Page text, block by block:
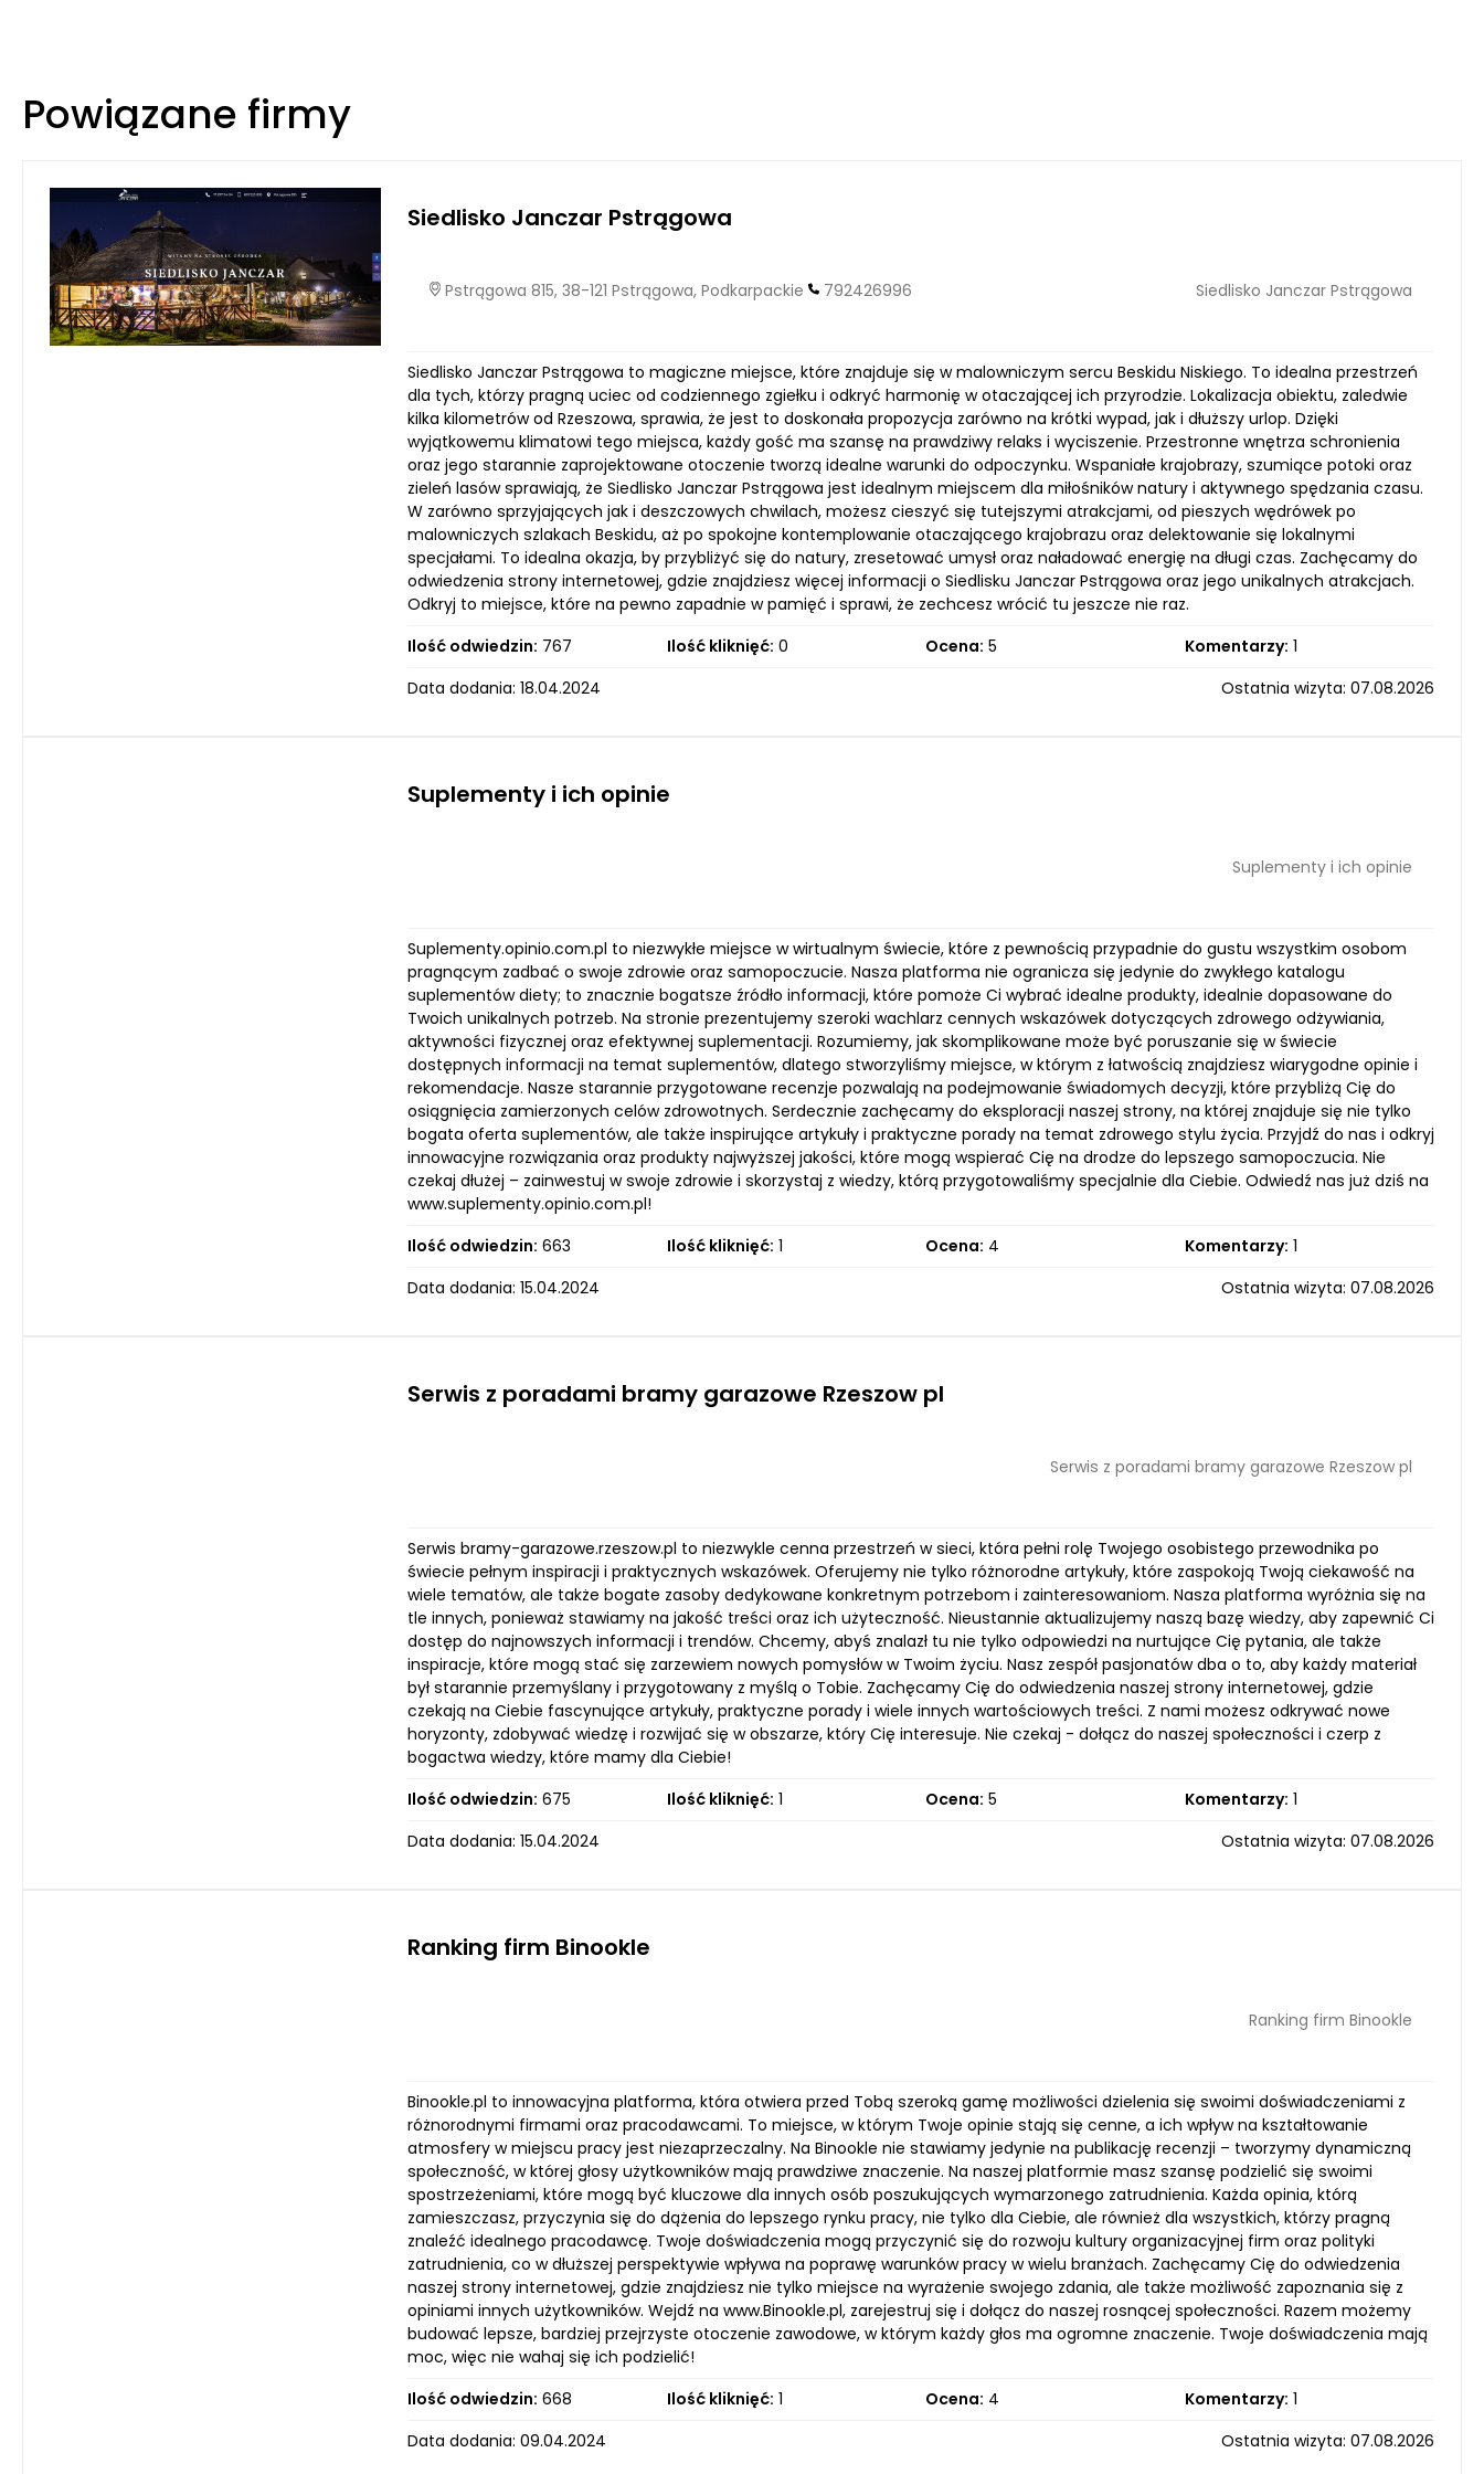
Powiązane firmy
Siedlisko Janczar Pstrągowa
Pstrągowa 815, 38-121 Pstrągowa, Podkarpackie 792426996 Siedlisko Janczar Pstrągowa
Siedlisko Janczar Pstrągowa to magiczne miejsce, które znajduje się w malowniczym sercu Beskidu Niskiego. To idealna przestrzeń
dla tych, którzy pragną uciec od codziennego zgiełku i odkryć harmonię w otaczającej ich przyrodzie. Lokalizacja obiektu, zaledwie
kilka kilometrów od Rzeszowa, sprawia, że jest to doskonała propozycja zarówno na krótki wypad, jak i dłuższy urlop. Dzięki
wyjątkowemu klimatowi tego miejsca, każdy gość ma szansę na prawdziwy relaks i wyciszenie. Przestronne wnętrza schronienia
oraz jego starannie zaprojektowane otoczenie tworzą idealne warunki do odpoczynku. Wspaniałe krajobrazy, szumiące potoki oraz
zieleń lasów sprawiają, że Siedlisko Janczar Pstrągowa jest idealnym miejscem dla miłośników natury i aktywnego spędzania czasu.
W zarówno sprzyjających jak i deszczowych chwilach, możesz cieszyć się tutejszymi atrakcjami, od pieszych wędrówek po
malowniczych szlakach Beskidu, aż po spokojne kontemplowanie otaczającego krajobrazu oraz delektowanie się lokalnymi
specjałami. To idealna okazja, by przybliżyć się do natury, zresetować umysł oraz naładować energię na długi czas. Zachęcamy do
odwiedzenia strony internetowej, gdzie znajdziesz więcej informacji o Siedlisku Janczar Pstrągowa oraz jego unikalnych atrakcjach.
Odkryj to miejsce, które na pewno zapadnie w pamięć i sprawi, że zechcesz wrócić tu jeszcze nie raz.
Ilość odwiedzin: 767 Ilość kliknięć: 0 Ocena: 5 Komentarzy: 1
Data dodania: 18.04.2024
Ostatnia wizyta: 07.08.2026
Suplementy i ich opinie
Suplementy i ich opinie
Suplementy.opinio.com.pl to niezwykłe miejsce w wirtualnym świecie, które z pewnością przypadnie do gustu wszystkim osobom
pragnącym zadbać o swoje zdrowie oraz samopoczucie. Nasza platforma nie ogranicza się jedynie do zwykłego katalogu
suplementów diety; to znacznie bogatsze źródło informacji, które pomoże Ci wybrać idealne produkty, idealnie dopasowane do
Twoich unikalnych potrzeb. Na stronie prezentujemy szeroki wachlarz cennych wskazówek dotyczących zdrowego odżywiania,
aktywności fizycznej oraz efektywnej suplementacji. Rozumiemy, jak skomplikowane może być poruszanie się w świecie
dostępnych informacji na temat suplementów, dlatego stworzyliśmy miejsce, w którym z łatwością znajdziesz wiarygodne opinie i
rekomendacje. Nasze starannie przygotowane recenzje pozwalają na podejmowanie świadomych decyzji, które przybliżą Cię do
osiągnięcia zamierzonych celów zdrowotnych. Serdecznie zachęcamy do eksploracji naszej strony, na której znajduje się nie tylko
bogata oferta suplementów, ale także inspirujące artykuły i praktyczne porady na temat zdrowego stylu życia. Przyjdź do nas i odkryj
innowacyjne rozwiązania oraz produkty najwyższej jakości, które mogą wspierać Cię na drodze do lepszego samopoczucia. Nie
czekaj dłużej – zainwestuj w swoje zdrowie i skorzystaj z wiedzy, którą przygotowaliśmy specjalnie dla Ciebie. Odwiedź nas już dziś na
www.suplementy.opinio.com.pl!
Ilość odwiedzin: 663 Ilość kliknięć: 1 Ocena: 4 Komentarzy: 1
Data dodania: 15.04.2024
Ostatnia wizyta: 07.08.2026
Serwis z poradami bramy garazowe Rzeszow pl
Serwis z poradami bramy garazowe Rzeszow pl
Serwis bramy-garazowe.rzeszow.pl to niezwykle cenna przestrzeń w sieci, która pełni rolę Twojego osobistego przewodnika po
świecie pełnym inspiracji i praktycznych wskazówek. Oferujemy nie tylko różnorodne artykuły, które zaspokoją Twoją ciekawość na
wiele tematów, ale także bogate zasoby dedykowane konkretnym potrzebom i zainteresowaniom. Nasza platforma wyróżnia się na
tle innych, ponieważ stawiamy na jakość treści oraz ich użyteczność. Nieustannie aktualizujemy naszą bazę wiedzy, aby zapewnić Ci
dostęp do najnowszych informacji i trendów. Chcemy, abyś znalazł tu nie tylko odpowiedzi na nurtujące Cię pytania, ale także
inspiracje, które mogą stać się zarzewiem nowych pomysłów w Twoim życiu. Nasz zespół pasjonatów dba o to, aby każdy materiał
był starannie przemyślany i przygotowany z myślą o Tobie. Zachęcamy Cię do odwiedzenia naszej strony internetowej, gdzie
czekają na Ciebie fascynujące artykuły, praktyczne porady i wiele innych wartościowych treści. Z nami możesz odkrywać nowe
horyzonty, zdobywać wiedzę i rozwijać się w obszarze, który Cię interesuje. Nie czekaj - dołącz do naszej społeczności i czerp z
bogactwa wiedzy, które mamy dla Ciebie!
Ilość odwiedzin: 675 Ilość kliknięć: 1 Ocena: 5 Komentarzy: 1
Data dodania: 15.04.2024
Ostatnia wizyta: 07.08.2026
Ranking firm Binookle
Ranking firm Binookle
Binookle.pl to innowacyjna platforma, która otwiera przed Tobą szeroką gamę możliwości dzielenia się swoimi doświadczeniami z
różnorodnymi firmami oraz pracodawcami. To miejsce, w którym Twoje opinie stają się cenne, a ich wpływ na kształtowanie
atmosfery w miejscu pracy jest niezaprzeczalny. Na Binookle nie stawiamy jedynie na publikację recenzji – tworzymy dynamiczną
społeczność, w której głosy użytkowników mają prawdziwe znaczenie. Na naszej platformie masz szansę podzielić się swoimi
spostrzeżeniami, które mogą być kluczowe dla innych osób poszukujących wymarzonego zatrudnienia. Każda opinia, którą
zamieszczasz, przyczynia się do dążenia do lepszego rynku pracy, nie tylko dla Ciebie, ale również dla wszystkich, którzy pragną
znaleźć idealnego pracodawcę. Twoje doświadczenia mogą przyczynić się do rozwoju kultury organizacyjnej firm oraz polityki
zatrudnienia, co w dłuższej perspektywie wpływa na poprawę warunków pracy w wielu branżach. Zachęcamy Cię do odwiedzenia
naszej strony internetowej, gdzie znajdziesz nie tylko miejsce na wyrażenie swojego zdania, ale także możliwość zapoznania się z
opiniami innych użytkowników. Wejdź na www.Binookle.pl, zarejestruj się i dołącz do naszej rosnącej społeczności. Razem możemy
budować lepsze, bardziej przejrzyste otoczenie zawodowe, w którym każdy głos ma ogromne znaczenie. Twoje doświadczenia mają
moc, więc nie wahaj się ich podzielić!
Ilość odwiedzin: 668 Ilość kliknięć: 1 Ocena: 4 Komentarzy: 1
Data dodania: 09.04.2024
Ostatnia wizyta: 07.08.2026